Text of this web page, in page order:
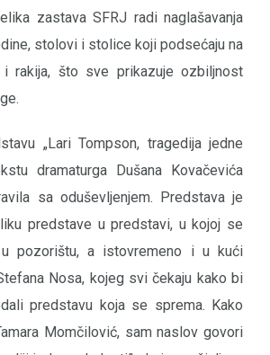
zastava SFRJ radi naglašavanja
stolovi i stolice koji podsećaju na
i rakija, što sve prikazuje ozbiljnost
„Lari Tompson, tragedija jedne
dramaturga Dušana Kovačevića
sa oduševljenjem. Predstava je
predstave u predstavi, u kojoj se
u pozorištu, a istovremeno i u kući
Nosa, kojeg svi čekaju kako bi
predstavu koja se sprema. Kako
Momčilović, sam naslov govori